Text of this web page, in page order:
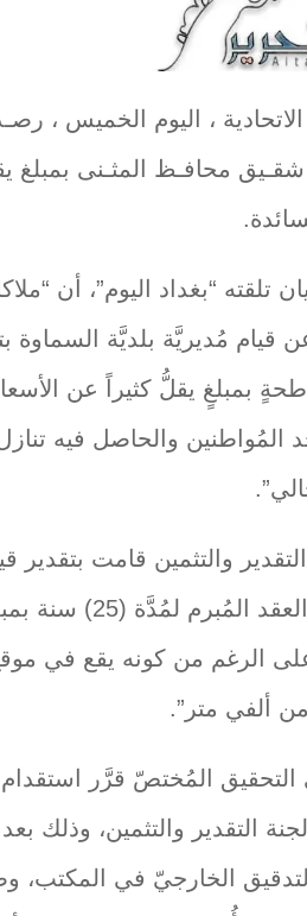
الاتحادية ، اليوم الخميس ،
تلقته “بغداد اليوم”، أن
مُديريَّة بلديَّة السماوة
بمبلغٍ يقلُّ كثيراً عن
المُواطنين والحاصل فيه
والتثمين قامت بتقدير
على الرغم من كونه يقع في
ألفي متر”.
التقدير والتثمين، وذلك
الخارجيّ في المكتب،